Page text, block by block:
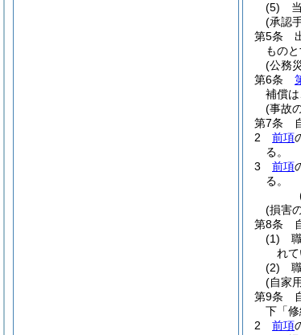
(5)
(承認
第5条
ものと
(公務
第6条
補償
(事故
第7条
2
前項
る。
3
前項
る。
(損害
第8条
(1)
れ
(2)
(自家
第9条
下「
2
前項